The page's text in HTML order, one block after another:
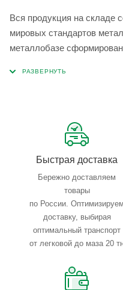
Вся продукция на складе
мировых стандартов
металлобазе
Быстрая доставка
Бережно доставляем
товары
по России. Оптимизируем
доставку, выбирая
оптимальный транспорт
от легковой до маза 20